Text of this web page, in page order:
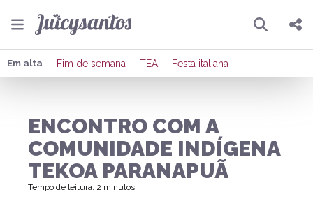
Pesquisar
Compartilhar
Enviar por Whatsapp
Publicar no Facebook
Em alta Fim de semana TEA Festa italiana
ENCONTRO COM A
COMUNIDADE INDÍGENA
TEKOA PARANAPUÃ
Tempo de leitura: 2 minutos